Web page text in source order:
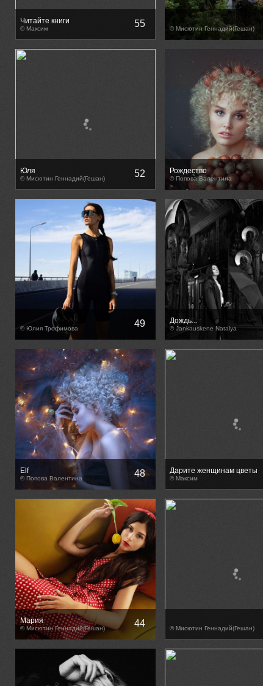
Читайте книги
© Максим 55 © Мисютин Геннадий(Гешан)
Юля
© Мисютин Геннадий(Гешан) 52 Рождество
© Попова Валентина
© Юлия Трофимова 49 Дождь...
© Jankauskene Natalya
Elf
© Попова Валентина 48 Дарите женщинам цветы
© Максим
Мария
© Мисютин Геннадий(Гешан) 44 © Мисютин Геннадий(Гешан)